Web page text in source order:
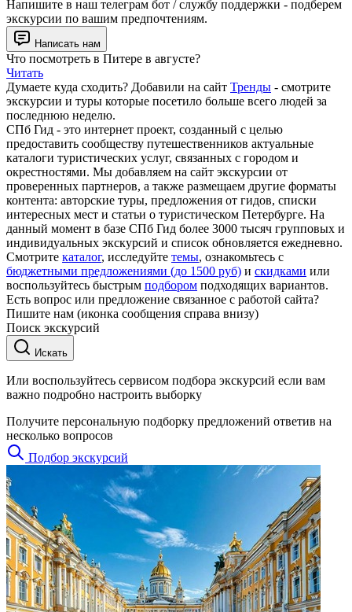
Напишите в наш телеграм бот / службу поддержки - подберем
экскурсии по вашим предпочтениям.
Написать нам
Что посмотреть в Питере в августе?
Читать
Думаете куда сходить? Добавили на сайт Тренды - смотрите
экскурсии и туры которые посетило больше всего людей за
последнюю неделю.
СПб Гид - это интернет проект, созданный с целью
предоставить сообществу путешественников актуальные
каталоги туристических услуг, связанных с городом и
окрестностями. Мы добавляем на сайт экскурсии от
проверенных партнеров, а также размещаем другие форматы
контента: авторские туры, предложения от гидов, списки
интересных мест и статьи о туристическом Петербурге. На
данный момент в базе СПб Гид более 3000 тысяч групповых и
индивидуальных экскурсий и список обновляется ежедневно.
Смотрите каталог, исследуйте темы, ознакомьтесь с
бюджетными предложениями (до 1500 руб) и скидками или
воспользуйтесь быстрым подбором подходящих вариантов.
Есть вопрос или предложение связанное с работой сайта?
Пишите нам (иконка сообщения справа внизу)
Поиск экскурсий
Искать
Или воспользуйтесь сервисом подбора экскурсий если вам
важно подробно настроить выборку
Получите персональную подборку предложений ответив на
несколько вопросов
Подбор экскурсий